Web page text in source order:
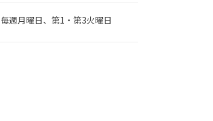
毎週月曜日、第1・第3火曜日